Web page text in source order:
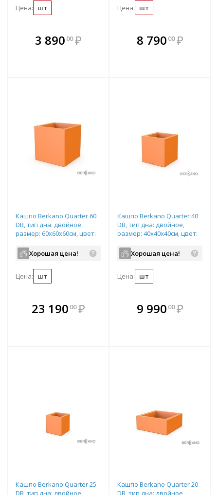
Цена: шт
3 890 00 ₽
В комплекте
всегда выгоднее!
Цена: шт
В комплекте
всегда выгоднее!
8 790 00 ₽
Кашпо Berkano Quarter 60
DB, тип дна: двойное,
размер: 60x60x60см, цвет:
Хорошая цена!
Цена: шт
23 190 00 ₽
В комплекте
всегда выгоднее!
Кашпо Berkano Quarter 40
DB, тип дна: двойное,
размер: 40x40x40см, цвет:
Хорошая цена!
Цена: шт
В комплекте
всегда выгоднее!
9 990 00 ₽
Кашпо Berkano Quarter 25
DB, тип дна: двойное,
Кашпо Berkano Quarter 20
DB, тип дна: двойное,